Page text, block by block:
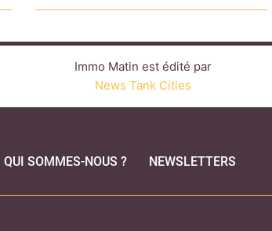
Immo Matin est édité par
News Tank Cities
QUI SOMMES-NOUS ? NEWSLETTERS